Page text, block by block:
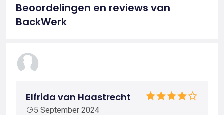
Beoordelingen en reviews van
BackWerk
Elfrida van Haastrecht
5 September 2024